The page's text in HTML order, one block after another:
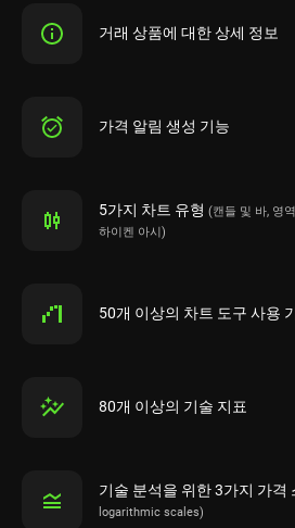
거래 상품에 대한 상세 정보
가격 알림 생성 기능
5가지 차트 유형 (캔들 및 바, 영
하이켄 아시)
50개 이상의 차트 도구 사용
80개 이상의 기술 지표
기술 분석을 위한 3가지 가격
logarithmic scales)